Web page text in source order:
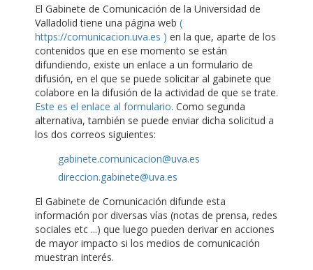
El Gabinete de Comunicación de la Universidad de
Valladolid tiene una página web (
https://comunicacion.uva.es ) en la que, aparte de los
contenidos que en ese momento se están
difundiendo, existe un enlace a un formulario de
difusión, en el que se puede solicitar al gabinete que
colabore en la difusión de la actividad de que se trate.
Este es el enlace al formulario. Como segunda
alternativa, también se puede enviar dicha solicitud a
los dos correos siguientes:
gabinete.comunicacion@uva.es
direccion.gabinete@uva.es
El Gabinete de Comunicación difunde esta
información por diversas vías (notas de prensa, redes
sociales etc ...) que luego pueden derivar en acciones
de mayor impacto si los medios de comunicación
muestran interés.